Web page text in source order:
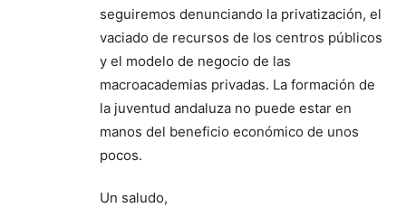
seguiremos denunciando la privatización, el
vaciado de recursos de los centros públicos
y el modelo de negocio de las
macroacademias privadas. La formación de
la juventud andaluza no puede estar en
manos del beneficio económico de unos
pocos.
Un saludo,